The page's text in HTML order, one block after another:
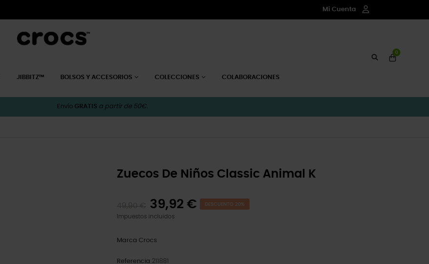
Mi Cuenta
JIBBITZ™ BOLSOS Y ACCESORIOS COLECCIONES COLABORACIONES
0
Envío GRATIS a partir de 50€.
Zuecos De Niños Classic Animal K
39,92 € DESCUENTO 20%
Impuestos incluidos
Marca Crocs
Referencia 211881